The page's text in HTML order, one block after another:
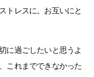
トレスに。お互いにと
に過ごしたいと思うよ
これまでできなかった